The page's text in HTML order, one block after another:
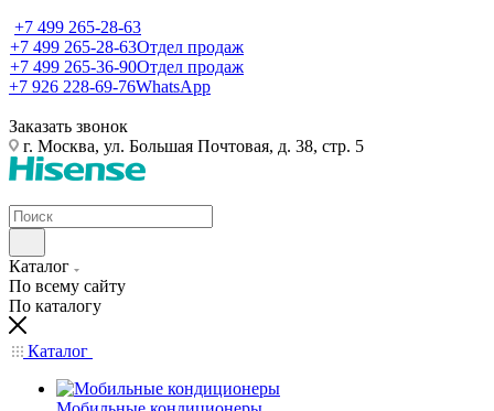
+7 499 265-28-63
+7 499 265-28-63Отдел продаж
+7 499 265-36-90Отдел продаж
+7 926 228-69-76WhatsApp
Заказать звонок
г. Москва, ул. Большая Почтовая, д. 38, стр. 5
Каталог
По всему сайту
По каталогу
Каталог